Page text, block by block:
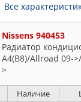
Все
Nissens 940453
Радиатор
A4(B8)/Allroad 09-
>
Наличие